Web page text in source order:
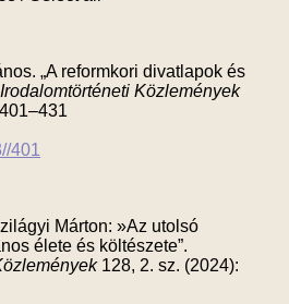
„A reformkori divatlapok és
Irodalomtörténeti Közlemények
401
Márton: »Az utolsó
élete és költészete”.
128, 2. sz. (2024):